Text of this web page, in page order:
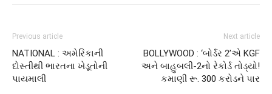
Previous article
NATIONAL : અમેરિકાની
દોસ્તીથી ભારતના ખેડૂતોની
પાયમાલી
Next article
BOLLYWOOD : ‘બોર્ડર 2’એ KGF
અને બાહુબલી-2નો રેકોર્ડ તોડ્યો!
કમાણી રૂ. 300 કરોડને પાર